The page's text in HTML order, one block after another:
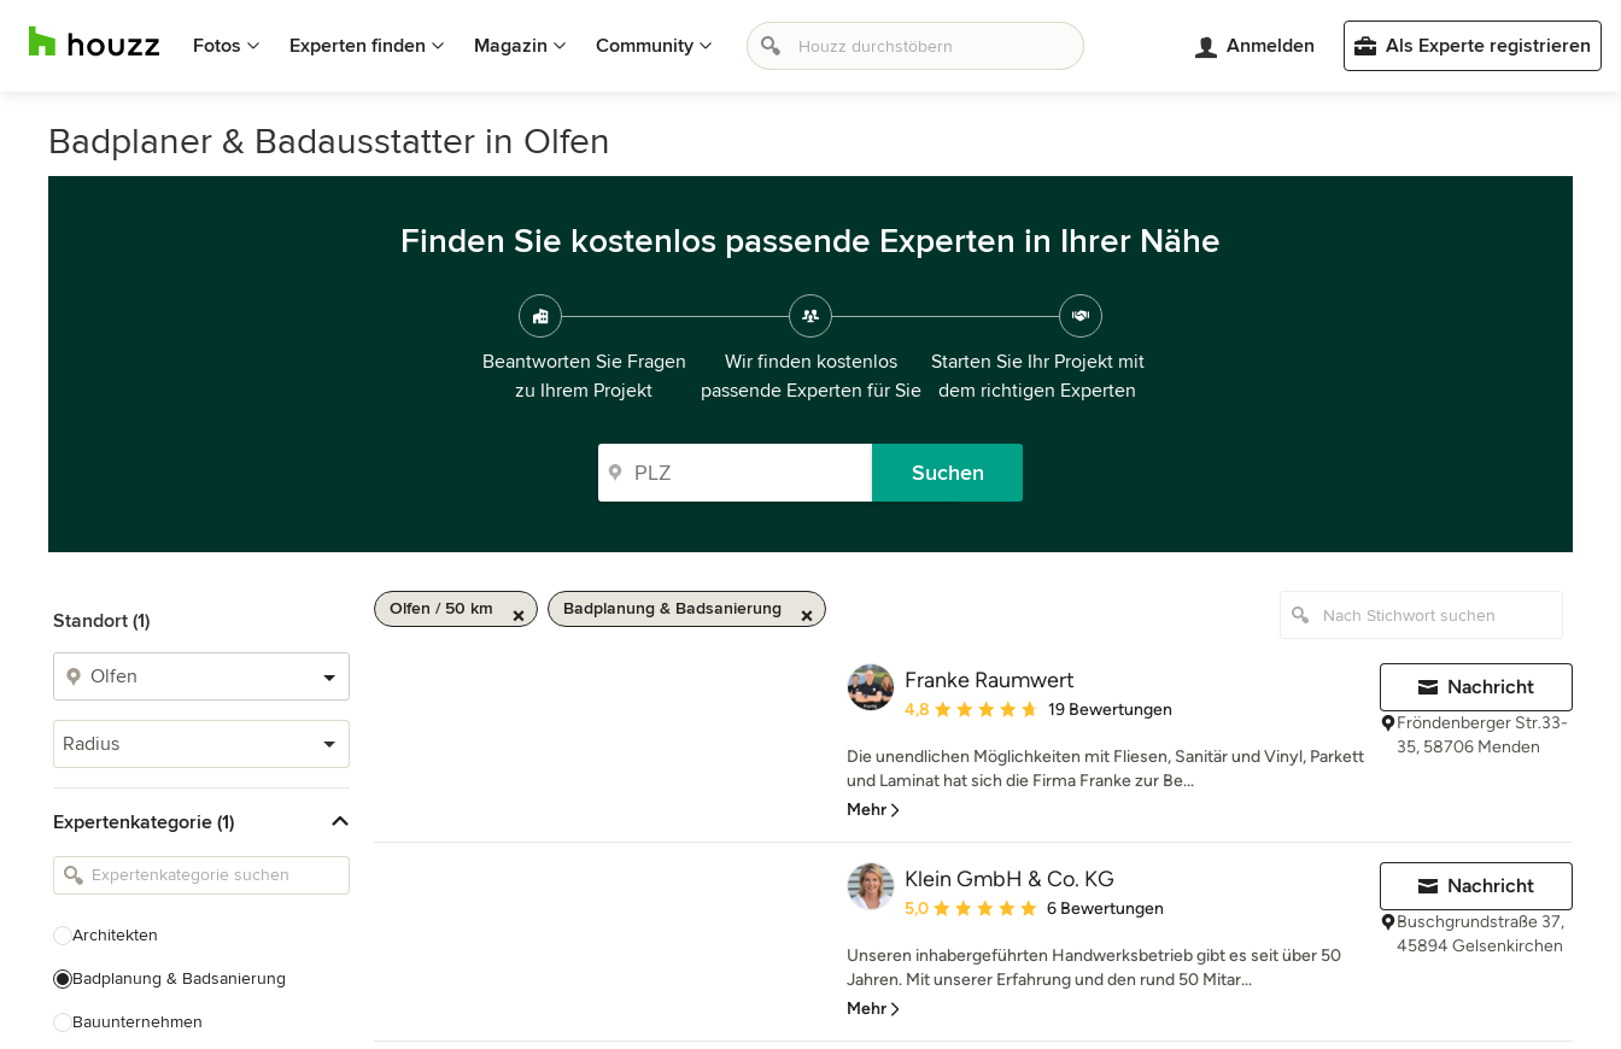
Fotos Experten finden Magazin Community Anmelden Als Experte registrieren
Badplaner & Badausstatter in Olfen
Finden Sie kostenlos passende Experten in Ihrer Nähe
Beantworten Sie Fragen
zu Ihrem Projekt
Wir finden kostenlos
passende Experten für Sie
Starten Sie Ihr Projekt mit
dem richtigen Experten
Suchen
Standort (1)
Radius
Expertenkategorie (1)
Architekten
Badplanung & Badsanierung
Bauunternehmen
Olfen / 50 km Badplanung & Badsanierung
Franke Raumwert
Durchschnittliche Bewertung: 4.8 von 5 Sternen
4,8 19 Bewertungen
Die unendlichen Möglichkeiten mit Fliesen, Sanitär und Vinyl, Parkett
und Laminat hat sich die Firma Franke zur Be...
Mehr
Nachricht
Fröndenberger Str.33-
35, 58706 Menden
Klein GmbH & Co. KG
Durchschnittliche Bewertung: 5 von 5 Sternen
5,0 6 Bewertungen
Unseren inhabergeführten Handwerksbetrieb gibt es seit über 50
Jahren. Mit unserer Erfahrung und den rund 50 Mitar...
Mehr
Nachricht
Buschgrundstraße 37,
45894 Gelsenkirchen